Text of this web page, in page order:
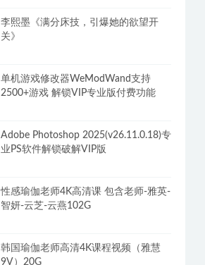
李熙墨《满分床技，引爆她的欲望开
关》
单机游戏修改器WeModWand支持
2500+游戏 解锁VIP专业版付费功能
Adobe Photoshop 2025(v26.11.0.18)专
业PS软件解锁破解VIP版
性感瑜伽老师4K高清课 包含老师-雅英-
智妍-云芝-云燕102G
韩国瑜伽老师高清4K课程视频（雅慧
9V）20G